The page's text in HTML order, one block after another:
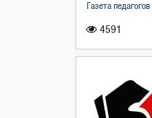
4591
Газета педагогов